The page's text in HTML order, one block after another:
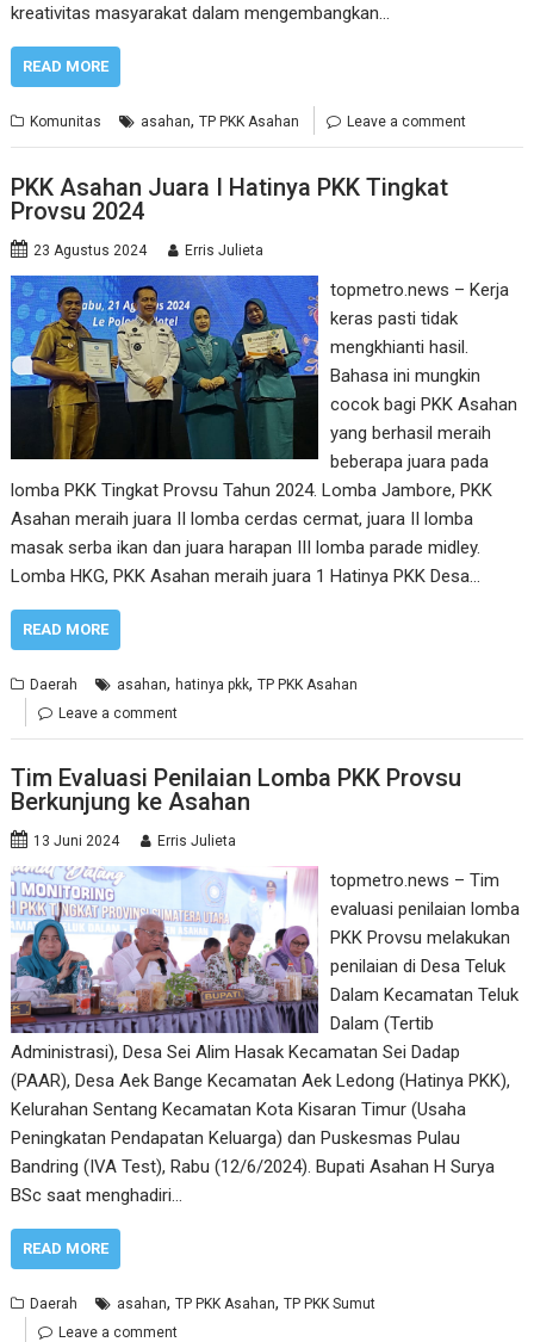
kreativitas masyarakat dalam mengembangkan…
READ MORE
Komunitas asahan,TP PKK Asahan Leave a comment
PKK Asahan Juara I Hatinya PKK Tingkat
Provsu 2024
23 Agustus 2024 Erris Julieta
topmetro.news – Kerja
keras pasti tidak
mengkhianti hasil.
Bahasa ini mungkin
cocok bagi PKK Asahan
yang berhasil meraih
beberapa juara pada
lomba PKK Tingkat Provsu Tahun 2024. Lomba Jambore, PKK
Asahan meraih juara II lomba cerdas cermat, juara II lomba
masak serba ikan dan juara harapan III lomba parade midley.
Lomba HKG, PKK Asahan meraih juara 1 Hatinya PKK Desa…
READ MORE
Daerah asahan,hatinya pkk,TP PKK Asahan
Leave a comment
Tim Evaluasi Penilaian Lomba PKK Provsu
Berkunjung ke Asahan
13 Juni 2024 Erris Julieta
topmetro.news – Tim
evaluasi penilaian lomba
PKK Provsu melakukan
penilaian di Desa Teluk
Dalam Kecamatan Teluk
Dalam (Tertib
Administrasi), Desa Sei Alim Hasak Kecamatan Sei Dadap
(PAAR), Desa Aek Bange Kecamatan Aek Ledong (Hatinya PKK),
Kelurahan Sentang Kecamatan Kota Kisaran Timur (Usaha
Peningkatan Pendapatan Keluarga) dan Puskesmas Pulau
Bandring (IVA Test), Rabu (12/6/2024). Bupati Asahan H Surya
BSc saat menghadiri…
READ MORE
Daerah asahan,TP PKK Asahan,TP PKK Sumut
Leave a comment